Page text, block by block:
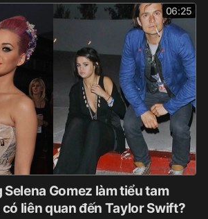
06:25
Gomez làm tiểu tam
liên quan đến Taylor Swift?